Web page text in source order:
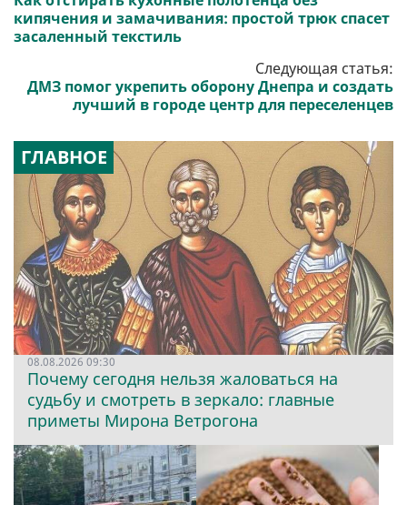
кипячения и замачивания: простой трюк спасет
засаленный текстиль
Следующая статья:
ДМЗ помог укрепить оборону Днепра и создать
лучший в городе центр для переселенцев
ГЛАВНОЕ
08.08.2026 09:30
Почему сегодня нельзя жаловаться на
судьбу и смотреть в зеркало: главные
приметы Мирона Ветрогона